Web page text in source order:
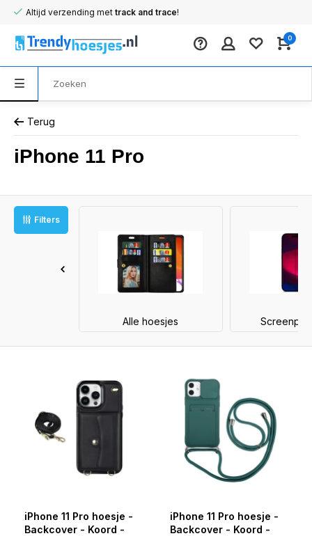
Altijd verzending met track and trace!
0
Terug
iPhone 11 Pro
Alle hoesjes
Filters
iPhone 11 Pro hoesje -
Backcover - Koord -
iPhone 11 Pro hoesje -
Backcover - Koord -